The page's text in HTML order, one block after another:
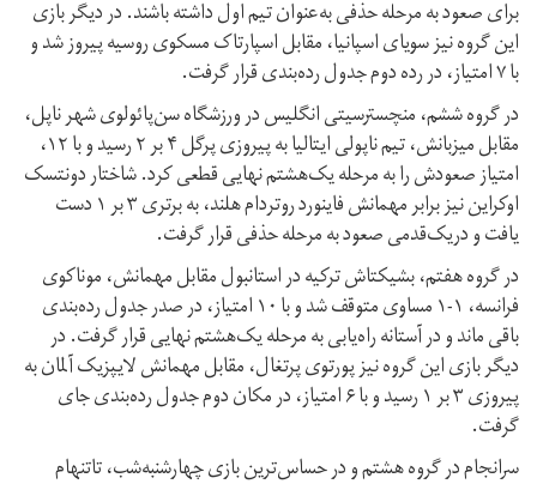
برای صعود به مرحله حذفی به‌عنوان تیم اول داشته باشند. در دیگر بازی
این گروه نیز سویای اسپانیا، مقابل اسپارتاک مسکوی روسیه پیروز شد و
با ۷ امتیاز، در رده دوم جدول رده‌بندی قرار گرفت.
در گروه ششم، منچسترسیتی انگلیس در ورزشگاه سن‌پائولوی شهر ناپل،
مقابل میزبانش، تیم ناپولی ایتالیا به پیروزی پرگل ۴ بر ۲ رسید و با ۱۲،
امتیاز صعودش را به مرحله یک‌هشتم نهایی قطعی کرد. شاختار دونتسک
اوکراین نیز برابر مهمانش فاینورد روتردام هلند، به برتری ۳ بر ۱ دست
یافت و دریک‌قدمی صعود به مرحله حذفی قرار گرفت.
در گروه هفتم، بشیکتاش ترکیه در استانبول مقابل مهمانش، موناکوی
فرانسه، ۱-۱ مساوی متوقف شد و با ۱۰ امتیاز، در صدر جدول رده‌بندی
باقی ماند و در آستانه راه‌یابی به مرحله یک‌هشتم نهایی قرار گرفت. در
دیگر بازی این گروه نیز پورتوی پرتغال، مقابل مهمانش لایپزیک آلمان به
پیروزی ۳ بر ۱ رسید و با ۶ امتیاز، در مکان دوم جدول رده‌بندی جای
گرفت.
سرانجام در گروه هشتم و در حساس‌ترین بازی چهارشنبه‌شب، تاتنهام